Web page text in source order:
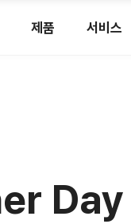
제품 서비스
Day